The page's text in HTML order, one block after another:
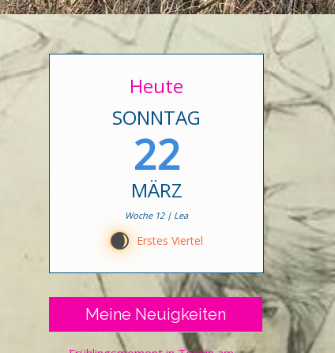
Heute
SONNTAG
22
MÄRZ
Woche 12 | Lea
D Erstes Viertel
Meine Neuigkeiten